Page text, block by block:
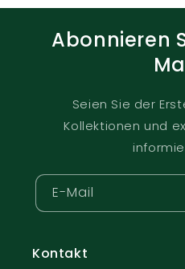
Abonnieren
Seien Sie der
Kollektionen und
E-Mail
Kontakt